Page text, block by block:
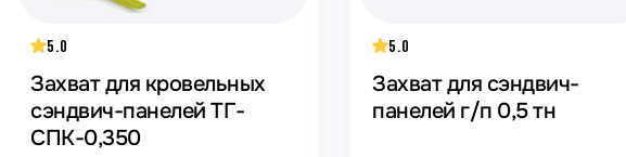
5.0
Захват для кровельных
сэндвич-панелей ТГ-
СПК-0,350
5.0
Захват для сэндвич-
панелей г/п 0,5 тн